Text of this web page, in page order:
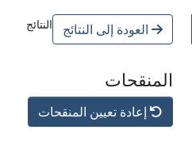
النتائج العودة إلى النتائج
المنقحات
إعادة تعيين المنقحات